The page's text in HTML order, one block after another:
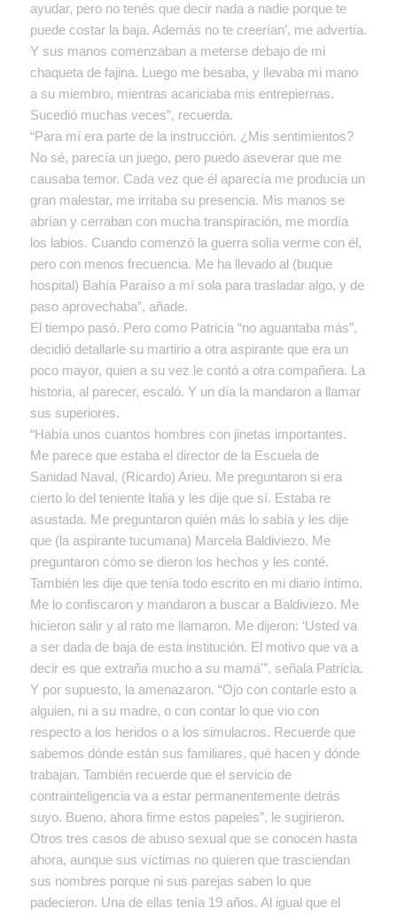
ayudar, pero no tenés que decir nada a nadie porque te
puede costar la baja. Además no te creerían’, me advertía.
Y sus manos comenzaban a meterse debajo de mi
chaqueta de fajina. Luego me besaba, y llevaba mi mano
a su miembro, mientras acariciaba mis entrepiernas.
Sucedió muchas veces”, recuerda.
“Para mí era parte de la instrucción. ¿Mis sentimientos?
No sé, parecía un juego, pero puedo aseverar que me
causaba temor. Cada vez que él aparecía me producía un
gran malestar, me irritaba su presencia. Mis manos se
abrían y cerraban con mucha transpiración, me mordía
los labios. Cuando comenzó la guerra solía verme con él,
pero con menos frecuencia. Me ha llevado al (buque
hospital) Bahía Paraíso a mí sola para trasladar algo, y de
paso aprovechaba”, añade.
El tiempo pasó. Pero como Patricia “no aguantaba más”,
decidió detallarle su martirio a otra aspirante que era un
poco mayor, quien a su vez le contó a otra compañera. La
historia, al parecer, escaló. Y un día la mandaron a llamar
sus superiores.
“Había unos cuantos hombres con jinetas importantes.
Me parece que estaba el director de la Escuela de
Sanidad Naval, (Ricardo) Arieu. Me preguntaron si era
cierto lo del teniente Italia y les dije que sí. Estaba re
asustada. Me preguntaron quién más lo sabía y les dije
que (la aspirante tucumana) Marcela Baldiviezo. Me
preguntaron cómo se dieron los hechos y les conté.
También les dije que tenía todo escrito en mi diario íntimo.
Me lo confiscaron y mandaron a buscar a Baldiviezo. Me
hicieron salir y al rato me llamaron. Me dijeron: ‘Usted va
a ser dada de baja de esta institución. El motivo que va a
decir es que extraña mucho a su mamá'”, señala Patricia.
Y por supuesto, la amenazaron. “Ojo con contarle esto a
alguien, ni a su madre, o con contar lo que vio con
respecto a los heridos o a los simulacros. Recuerde que
sabemos dónde están sus familiares, qué hacen y dónde
trabajan. También recuerde que el servicio de
contrainteligencia va a estar permanentemente detrás
suyo. Bueno, ahora firme estos papeles”, le sugirieron.
Otros tres casos de abuso sexual que se conocen hasta
ahora, aunque sus víctimas no quieren que trasciendan
sus nombres porque ni sus parejas saben lo que
padecieron. Una de ellas tenía 19 años. Al igual que el